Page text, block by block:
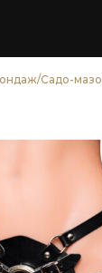
Садо-мазо